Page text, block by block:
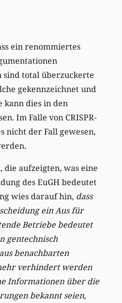
ein renommiertes
total überzuckerte
gekennzeichnet und
kann dies in den
Im Falle von CRISPR-
nicht der Fall gewesen,
die aufzeigten, was eine
des EuGH bedeutet
wies darauf hin, dass
ein Aus für
Betriebe bedeutet
gentechnisch
benachbarten
verhindert werden
Informationen über die
bekannt seien,